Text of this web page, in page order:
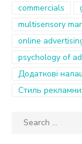
commercials
multisensory
online
psychology of
Додаткові
Стиль
Search